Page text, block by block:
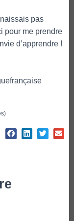
pas
pour me prendre
d’apprendre !